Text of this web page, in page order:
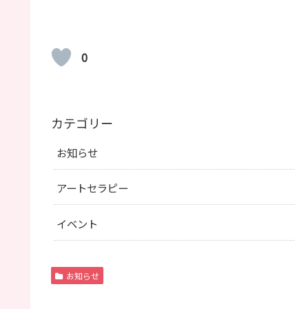
0
カテゴリー
お知らせ
アートセラピー
イベント
お知らせ